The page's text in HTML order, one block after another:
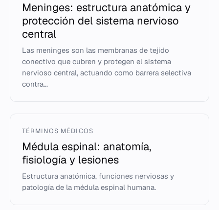
Meninges: estructura anatómica y
protección del sistema nervioso
central
Las meninges son las membranas de tejido
conectivo que cubren y protegen el sistema
nervioso central, actuando como barrera selectiva
contra...
TÉRMINOS MÉDICOS
Médula espinal: anatomía,
fisiología y lesiones
Estructura anatómica, funciones nerviosas y
patología de la médula espinal humana.